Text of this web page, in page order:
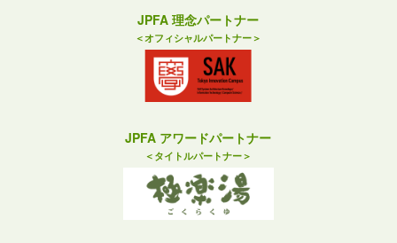
JPFA 理念パートナー
＜オフィシャルパートナー＞
JPFA アワードパートナー
＜タイトルパートナー＞